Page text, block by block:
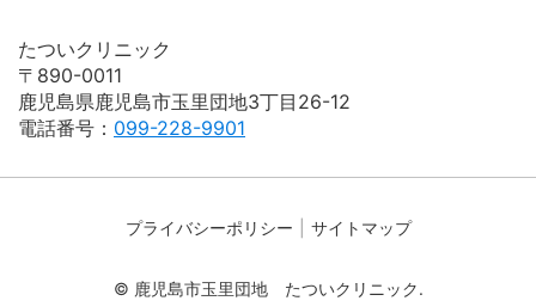
たついクリニック
〒890-0011
鹿児島県鹿児島市玉里団地3丁目26-12
電話番号： 099-228-9901
プライバシーポリシー サイトマップ
© 鹿児島市玉里団地 たついクリニック.